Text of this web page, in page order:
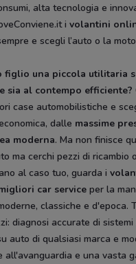
alta tecnologia e
i volantini
e scegli l’auto o la
figlio una piccola utilitaria
sia al contempo efficiente?
case automobilistiche e
dalle massime
moderna. Ma non finisce
ma cerchi pezzi di ricambio
al caso tuo, guarda i
car service per la
classiche e d'epoca.
diagnosi accurate di
auto di qualsiasi marca e
all'avanguardia e una vasta